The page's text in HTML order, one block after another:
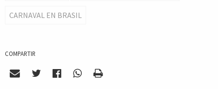
CARNAVAL EN BRASIL
COMPARTIR